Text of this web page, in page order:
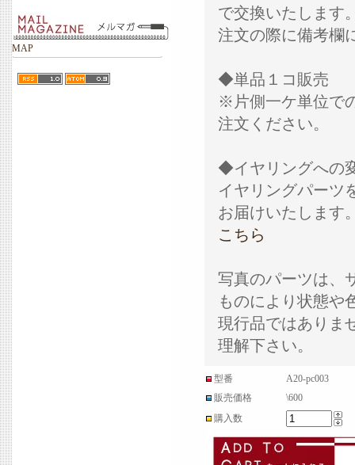
MAP
で交換いたします
注文の際に備考欄
◆単品１コ販売
※片側一ケ単位で
注文ください。
◆イヤリングへの
イヤリングパーツ
お届けいたします
こちら
写真のパーツは、
ものにより状態や
現行品ではありま
理解下さい。
型番
A20-pc003
販売価格
\600
購入数